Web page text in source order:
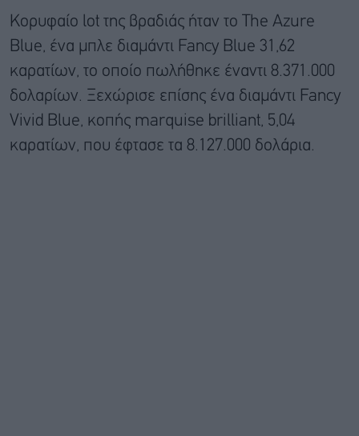
Κορυφαίο lot της βραδιάς ήταν το The Azure
Blue, ένα μπλε διαμάντι Fancy Blue 31,62
καρατίων, το οποίο πωλήθηκε έναντι 8.371.000
δολαρίων. Ξεχώρισε επίσης ένα διαμάντι Fancy
Vivid Blue, κοπής marquise brilliant, 5,04
καρατίων, που έφτασε τα 8.127.000 δολάρια.